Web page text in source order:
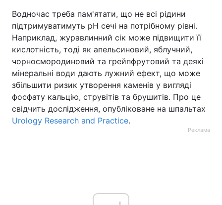
Водночас треба пам'ятати, що не всі рідини
підтримуватимуть pH сечі на потрібному рівні.
Наприклад, журавлинний сік може підвищити її
кислотність, тоді як апельсиновий, яблучний,
чорносмородиновий та грейпфрутовий та деякі
мінеральні води дають лужний ефект, що може
збільшити ризик утворення каменів у вигляді
фосфату кальцію, струвітів та брушитів. Про це
свідчить дослідження, опубліковане на шпальтах
Urology Research and Practice.
Реклама